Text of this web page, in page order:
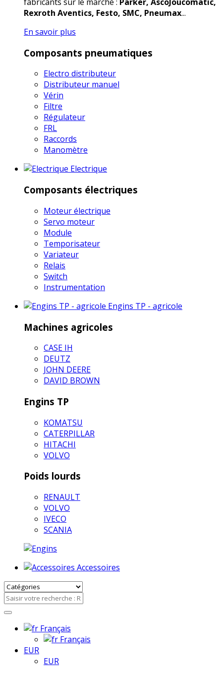
Rexroth Aventics, Festo, SMC, Pneumax...
En savoir plus
Composants pneumatiques
Electro distributeur
Distributeur manuel
Vérin
Filtre
Régulateur
FRL
Raccords
Manomètre
Electrique
Composants électriques
Moteur électrique
Servo moteur
Module
Temporisateur
Variateur
Relais
Switch
Instrumentation
Engins TP - agricole
Machines agricoles
CASE IH
DEUTZ
JOHN DEERE
DAVID BROWN
Engins TP
KOMATSU
CATERPILLAR
HITACHI
VOLVO
Poids lourds
RENAULT
VOLVO
IVECO
SCANIA
Accessoires
Français
Français
EUR
EUR